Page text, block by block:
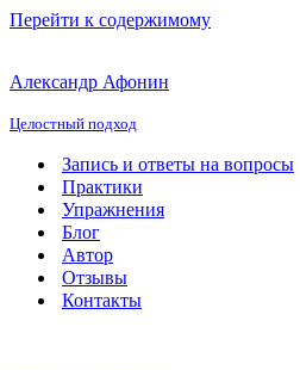
Перейти к содержимому
Александр Афонин
Целостный подход
Запись и ответы на вопросы
Практики
Упражнения
Блог
Автор
Отзывы
Контакты